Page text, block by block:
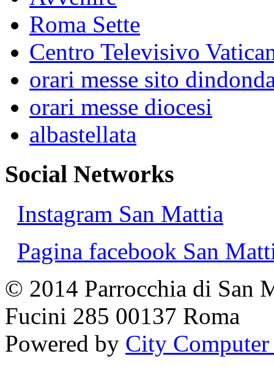
Roma Sette
Centro Televisivo
orari messe sito
orari messe diocesi
albastellata
Social Networks
Instagram San Mattia
Pagina facebook San
© 2014 Parrocchia di San
Fucini 285 00137 Roma
Powered by City